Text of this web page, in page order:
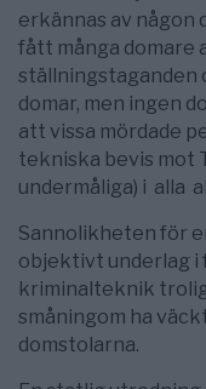
erkännas av någon
fått många domare
ställningstaganden
domar, men ingen
att vissa mördade
tekniska bevis mot
undermåliga) i alla
Sannolikheten för
objektivt underlag i
kriminalteknik
småningom ha
domstolarna.